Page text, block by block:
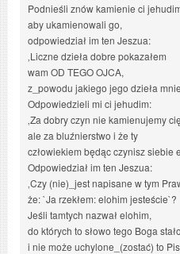
Podnieśli znów kamienie ci
aby ukamienowali go,
odpowiedział im ten Jeszua:
‚Liczne dzieła dobre pokazałem
wam OD TEGO OJCA,
z_powodu jakiego jego dzieła
Odpowiedzieli mi ci jehudim:
‚Za dobry czyn nie kamienujemy
ale za bluźnierstwo i że ty
człowiekiem będąc czynisz siebie
Odpowiedział im ten Jeszua:
‚Czy (nie)_jest napisane w tym
że: `Ja rzekłem: elohim jesteście`?
Jeśli tamtych nazwał elohim,
do których to słowo tego Boga
i nie może uchylone_(zostać) to